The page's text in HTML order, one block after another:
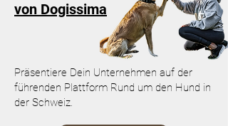
von Dogissima
Präsentiere Dein Unternehmen auf der
führenden Plattform Rund um den Hund in
der Schweiz.